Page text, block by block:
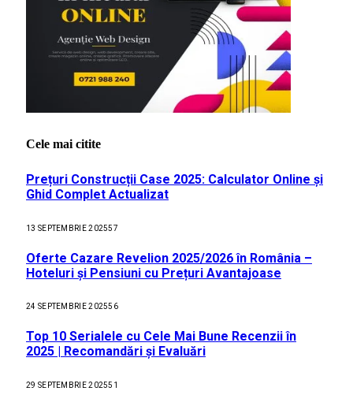
Cele mai citite
Prețuri Construcții Case 2025: Calculator Online și
Ghid Complet Actualizat
13 SEPTEMBRIE 202557
Oferte Cazare Revelion 2025/2026 în România –
Hoteluri și Pensiuni cu Prețuri Avantajoase
24 SEPTEMBRIE 202556
Top 10 Serialele cu Cele Mai Bune Recenzii în
2025 | Recomandări și Evaluări
29 SEPTEMBRIE 202551